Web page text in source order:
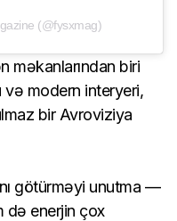
(@fysxmag)
məkanlarından biri
modern interyeri,
bir Avroviziya
götürməyi unutma —
də enerjin çox